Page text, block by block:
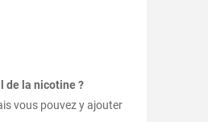
de la nicotine ?
vous pouvez y ajouter